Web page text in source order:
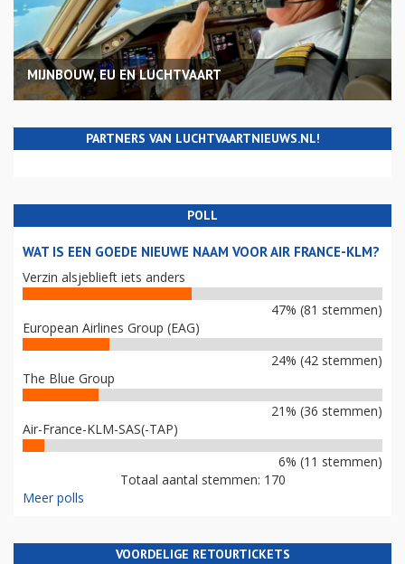
MIJNBOUW, EU EN LUCHTVAART
PARTNERS VAN LUCHTVAARTNIEUWS.NL!
POLL
WAT IS EEN GOEDE NIEUWE NAAM VOOR AIR FRANCE-KLM?
Verzin alsjeblieft iets anders
47% (81 stemmen)
European Airlines Group (EAG)
24% (42 stemmen)
The Blue Group
21% (36 stemmen)
Air-France-KLM-SAS(-TAP)
6% (11 stemmen)
Totaal aantal stemmen: 170
Meer polls
VOORDELIGE RETOURTICKETS